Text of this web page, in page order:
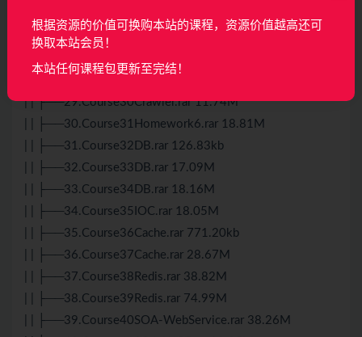
| | ├──26.Course26AOP.rar 9.71M
| | ├──29.Course30Crawler.rar 11.74M
| | ├──30.Course31Homework6.rar 18.81M
| | ├──31.Course32DB.rar 126.83kb
| | ├──32.Course33DB.rar 17.09M
| | ├──33.Course34DB.rar 18.16M
| | ├──34.Course35IOC.rar 18.05M
| | ├──35.Course36Cache.rar 771.20kb
| | ├──36.Course37Cache.rar 28.67M
| | ├──37.Course38Redis.rar 38.82M
| | ├──38.Course39Redis.rar 74.99M
| | ├──39.Course40SOA-WebService.rar 38.26M
根据资源的价值可换购本站的课程，资源价值越高还可
换取本站会员！
本站任何课程包更新至完结！